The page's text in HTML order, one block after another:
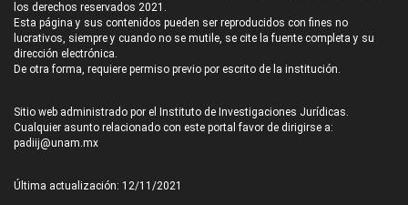
los derechos reservados 2021.
Esta página y sus contenidos pueden ser reproducidos con fines no
lucrativos, siempre y cuando no se mutile, se cite la fuente completa y su
dirección electrónica.
De otra forma, requiere permiso previo por escrito de la institución.
Sitio web administrado por el Instituto de Investigaciones Jurídicas.
Cualquier asunto relacionado con este portal favor de dirigirse a:
padiij@unam.mx
Última actualización: 12/11/2021